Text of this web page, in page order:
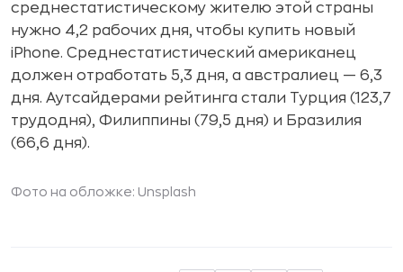
среднестатистическому жителю этой страны
нужно 4,2 рабочих дня, чтобы купить новый
iPhone. Среднестатистический американец
должен отработать 5,3 дня, а австралиец — 6,3
дня. Аутсайдерами рейтинга стали Турция (123,7
трудодня), Филиппины (79,5 дня) и Бразилия
(66,6 дня).
Фото на обложке: Unsplash